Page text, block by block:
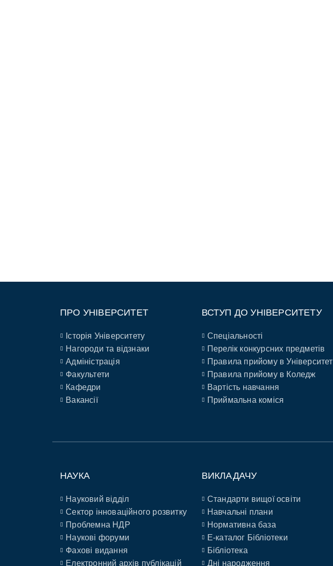
ПРО УНІВЕРСИТЕТ
Історія Університету
Нагороди та відзнаки
Адміністрація
Факультети
Кафедри
Вакансії
ВСТУП ДО УНІВЕРСИТЕТУ
Спеціальності
Перелік конкурсних предметів
Правила прийому в Університет
Правила прийому в Коледж
Вартість навчання
Приймальна коміся
НАУКА
Науковий відділ
Сектор інноваційного розвитку
Проблемна НДР
Наукові форуми
Фахові видання
Електронний архів публікацій
ВИКЛАДАЧУ
Стандарти вищої освіти
Навчальні плани
Нормативна база
E-каталог Бібліотеки
Бібліотека
Дні народження